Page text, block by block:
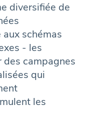
diversifiée de
schémas
- les
campagnes
qui
les